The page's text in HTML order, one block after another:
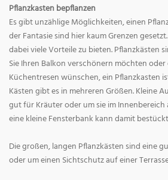
Pflanzkasten bepflanzen
Es gibt unzählige Möglichkeiten, einen
der Fantasie sind hier kaum Grenzen
dabei viele Vorteile zu bieten. Pflanzkästen
Sie Ihren Balkon verschönern möchten
Küchentresen wünschen, ein Pflanzkasten
Kästen gibt es in mehreren Größen. Kleine
gut für Kräuter oder um sie im
eine kleine Fensterbank kann damit
Die großen, langen Pflanzkästen sind eine
oder um einen Sichtschutz auf einer